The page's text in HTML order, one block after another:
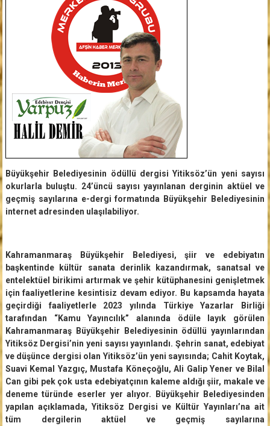
Büyükşehir Belediyesinin ödüllü dergisi Yitiksöz’ün yeni sayısı
okurlarla buluştu. 24’üncü sayısı yayınlanan derginin aktüel ve
geçmiş sayılarına e-dergi formatında Büyükşehir Belediyesinin
internet adresinden ulaşılabiliyor.
Kahramanmaraş Büyükşehir Belediyesi, şiir ve edebiyatın
başkentinde kültür sanata derinlik kazandırmak, sanatsal ve
entelektüel birikimi artırmak ve şehir kütüphanesini genişletmek
için faaliyetlerine kesintisiz devam ediyor. Bu kapsamda hayata
geçirdiği faaliyetlerle 2023 yılında Türkiye Yazarlar Birliği
tarafından “Kamu Yayıncılık” alanında ödüle layık görülen
Kahramanmaraş Büyükşehir Belediyesinin ödüllü yayınlarından
Yitiksöz Dergisi’nin yeni sayısı yayınlandı. Şehrin sanat, edebiyat
ve düşünce dergisi olan Yitiksöz’ün yeni sayısında; Cahit Koytak,
Suavi Kemal Yazgıç, Mustafa Köneçoğlu, Ali Galip Yener ve Bilal
Can gibi pek çok usta edebiyatçının kaleme aldığı şiir, makale ve
deneme türünde eserler yer alıyor. Büyükşehir Belediyesinden
yapılan açıklamada, Yitiksöz Dergisi ve Kültür Yayınları’na ait
tüm dergilerin aktüel ve geçmiş sayılarına